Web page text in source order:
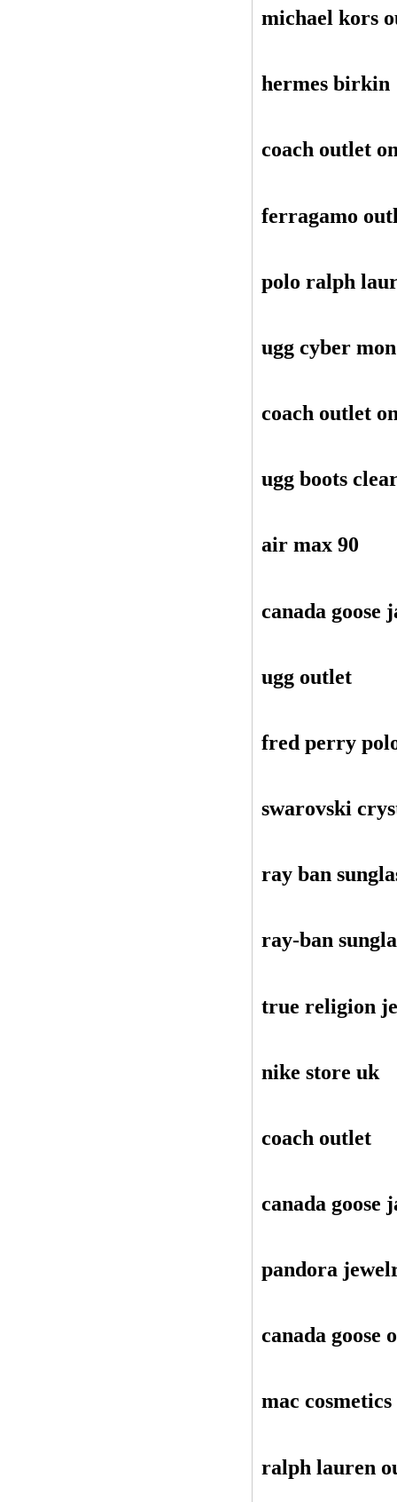
michael kors
hermes birkin
coach outlet
ferragamo
polo ralph
ugg cyber
coach outlet
ugg boots
air max 90
canada goose
ugg outlet
fred perry
swarovski
ray ban
ray-ban
true religion
nike store uk
coach outlet
canada goose
pandora
canada goose
mac cosmetics
ralph lauren